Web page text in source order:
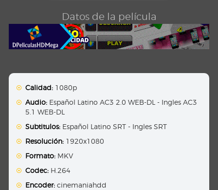
Datos de la película
Calidad: 1080p
Audio: Español Latino AC3 2.0 WEB-DL - Ingles AC3
5.1 WEB-DL
Subtitulos: Español Latino SRT - Ingles SRT
Resolución: 1920x1080
Formato: MKV
Codec: H.264
Encoder: cinemaniahdd